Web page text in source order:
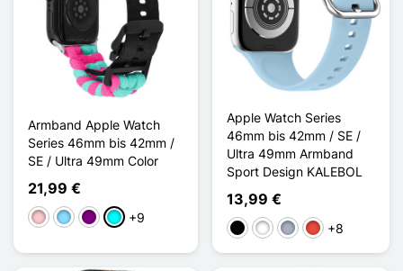
Armband Apple Watch
Series 46mm bis 42mm /
SE / Ultra 49mm Color
21,99 €
PinkHellblauViolettCyan+9
Apple Watch Series
46mm bis 42mm / SE /
Ultra 49mm Armband
Sport Design KALEBOL
13,99 €
Schwarz
WeißGrauRot +8